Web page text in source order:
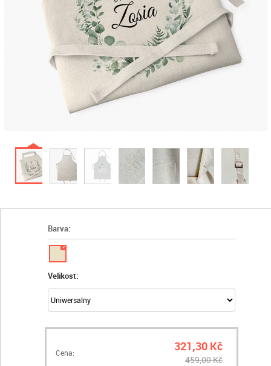
Barva:
✓
Velikost:
Cena: 321,30 Kč
459,00 Kč